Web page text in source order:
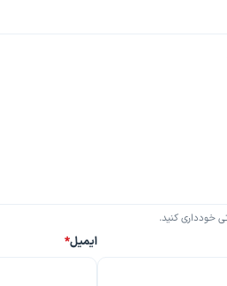
خودداری کنید.
ایمیل*